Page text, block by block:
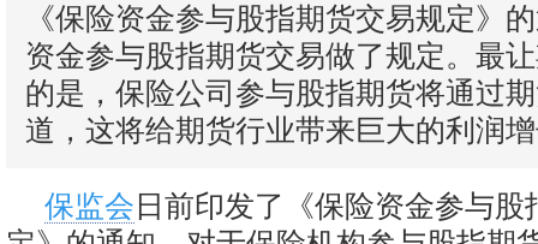
《保险资金参与股指期货交易规定》
资金参与股指期货交易做了规定。最
的是，保险公司参与股指期货将通过
道，这将给期货行业带来巨大的利润
保监会 日前印发了《保险资金参与股